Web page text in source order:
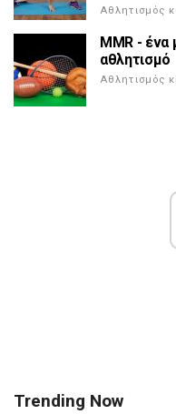
Αθλητισμός
MMR - ένα
αθλητισμό
Αθλητισμός
Trending Now